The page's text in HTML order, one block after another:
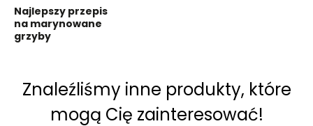
Najlepszy przepis
na marynowane
grzyby
Znaleźliśmy inne produkty, które
mogą Cię zainteresować!